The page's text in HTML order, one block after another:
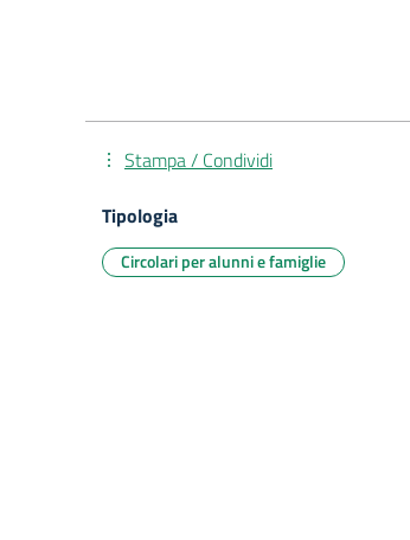
Stampa / Condividi
Tipologia
Circolari per alunni e famiglie